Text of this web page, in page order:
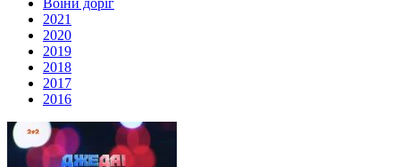
2021
2020
2019
2018
2017
2016